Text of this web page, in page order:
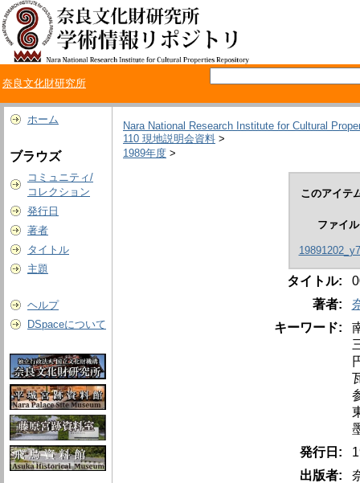
奈良文化財研究所
ホーム
ブラウズ
コミュニティ/
コレクション
発行日
著者
タイトル
主題
ヘルプ
DSpaceについて
Nara National Research Institute for Cultural
110 現地説明会資料 >
1989年度 >
このアイテ
ファイル
タイトル:
著者:
キーワード:
発行日:
出版者: